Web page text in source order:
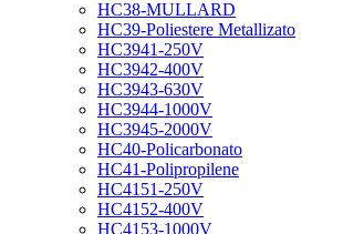
HC38-MULLARD
HC39-Poliestere Metallizato
HC3941-250V
HC3942-400V
HC3943-630V
HC3944-1000V
HC3945-2000V
HC40-Policarbonato
HC41-Polipropilene
HC4151-250V
HC4152-400V
HC4153-1000V